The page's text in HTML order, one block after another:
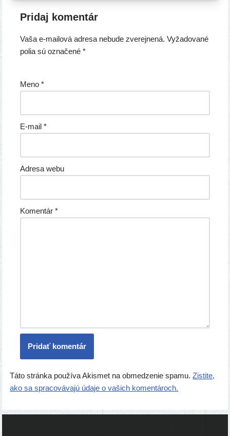
Pridaj komentár
Vaša e-mailová adresa nebude zverejnená. Vyžadované
polia sú označené*
Meno*
E-mail*
Adresa webu
Komentár*
Táto stránka používa Akismet na obmedzenie spamu.Zistite,
ako sa spracovávajú údaje o vašich komentároch.